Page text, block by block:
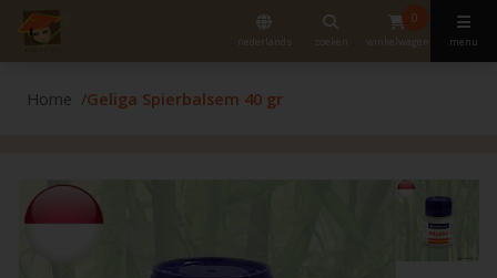
nederlands zoeken
0
winkelwagen menu
Home Geliga Spierbalsem 40 gr